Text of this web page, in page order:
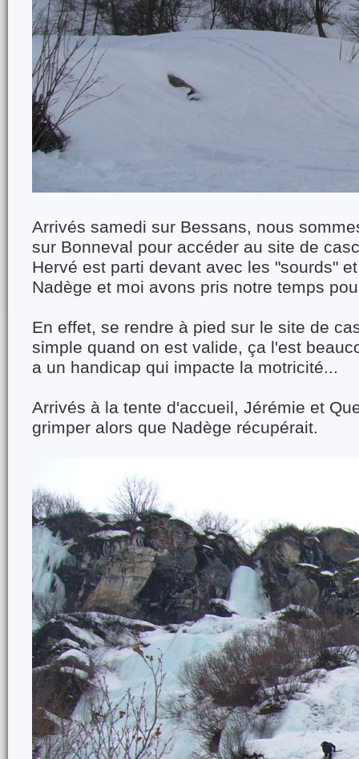
Arrivés samedi sur Bessans, nous
sur Bonneval pour accéder au site de
Hervé est parti devant avec les "sourds"
Nadège et moi avons pris notre temps
En effet, se rendre à pied sur le site de
simple quand on est valide, ça l'est
a un handicap qui impacte la motricité...
Arrivés à la tente d'accueil, Jérémie et
grimper alors que Nadège récupérait.